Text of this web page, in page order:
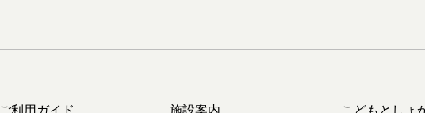
ご利用ガイド 施設案内 こどもとしょ